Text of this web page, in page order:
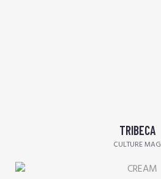
TRIBECA
CULTURE MAG